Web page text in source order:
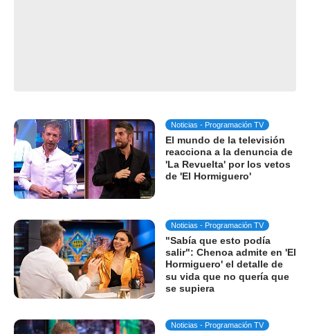
Noticias - Programación TV
El mundo de la televisión
reacciona a la denuncia de
'La Revuelta' por los vetos
de 'El Hormiguero'
Noticias - Programación TV
"Sabía que esto podía
salir": Chenoa admite en 'El
Hormiguero' el detalle de
su vida que no quería que
se supiera
Noticias - Programación TV